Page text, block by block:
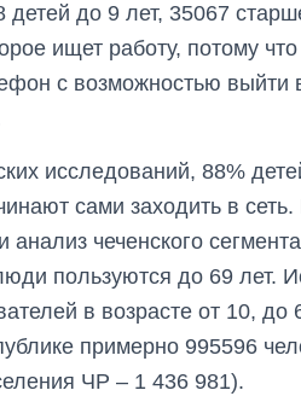
до 9 лет, 35067
ищет работу, потому что
с возможностью выйти
исследований, 88%
сами заходить в
чеченского
пользуются до 69 лет.
в возрасте от 10, до
примерно 995596
ЧР – 1 436 981).